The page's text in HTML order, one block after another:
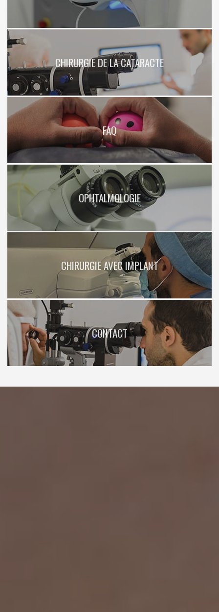
CHIRURGIE DE LA CATARACTE
FAQ
OPHTALMOLOGIE
CHIRURGIE AVEC IMPLANT
CONTACT